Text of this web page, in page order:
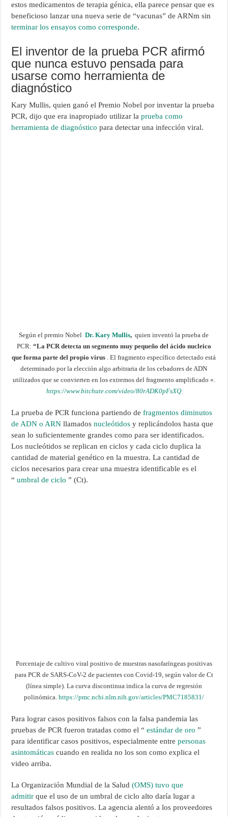
estos medicamentos de terapia génica, ella parece pensar que es
beneficioso lanzar una nueva serie de “vacunas” de ARNm sin
terminar los ensayos como corresponde.
El inventor de la prueba PCR afirmó
que nunca estuvo pensada para
usarse como herramienta de
diagnóstico
Kary Mullis, quien ganó el Premio Nobel por inventar la prueba
PCR, dijo que era inapropiado utilizar laprueba como
herramienta de diagnóstico para detectar una infección viral.
Según el premio NobelDr. Kary Mullis, quien inventó la prueba de
PCR: “La PCR detecta un segmento muy pequeño del ácido nucleico
que forma parte del propio virus . El fragmento específico detectado está
determinado por la elección algo arbitraria de los cebadores de ADN
utilizados que se convierten en los extremos del fragmento amplificado «.
https://www.bitchute.com/video/80rADK0pFsXQ
La prueba de PCR funciona partiendo defragmentos diminutos
de ADN o ARN llamadosnucleótidos y replicándolos hasta que
sean lo suficientemente grandes como para ser identificados.
Los nucleótidos se replican en ciclos y cada ciclo duplica la
cantidad de material genético en la muestra. La cantidad de
ciclos necesarios para crear una muestra identificable es el
“umbral de ciclo ” (Ct).
Porcentaje de cultivo viral positivo de muestras nasofaríngeas positivas
para PCR de SARS-CoV-2 de pacientes con Covid-19, según valor de Ct
(línea simple). La curva discontinua indica la curva de regresión
polinómica. https://pmc.ncbi.nlm.nih.gov/articles/PMC7185831/
Para lograr casos positivos falsos con la falsa pandemia las
pruebas de PCR fueron tratadas como el “estándar de oro ”
para identificar casos positivos, especialmente entrepersonas
asintomáticas cuando en realida no los son como explica el
video arriba.
La Organización Mundial de la Salud(OMS) tuvo que
admitir que el uso de un umbral de ciclo alto daría lugar a
resultados falsos positivos. La agencia alentó a los proveedores